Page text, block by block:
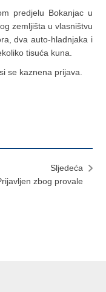
predjelu Bokanjac u
zemljišta u vlasništvu
dva auto-hladnjaka i
tisuća kuna.
kaznena prijava.
Sljedeća
zbog provale